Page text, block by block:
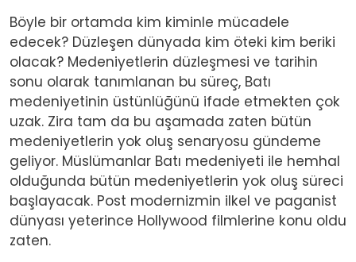
Böyle bir ortamda kim kiminle mücadele
edecek? Düzleşen dünyada kim öteki kim beriki
olacak? Medeniyetlerin düzleşmesi ve tarihin
sonu olarak tanımlanan bu süreç, Batı
medeniyetinin üstünlüğünü ifade etmekten çok
uzak. Zira tam da bu aşamada zaten bütün
medeniyetlerin yok oluş senaryosu gündeme
geliyor. Müslümanlar Batı medeniyeti ile hemhal
olduğunda bütün medeniyetlerin yok oluş süreci
başlayacak. Post modernizmin ilkel ve paganist
dünyası yeterince Hollywood filmlerine konu oldu
zaten.